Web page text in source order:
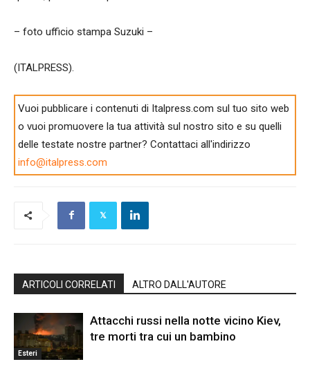
– foto ufficio stampa Suzuki –
(ITALPRESS).
Vuoi pubblicare i contenuti di Italpress.com sul tuo sito web
o vuoi promuovere la tua attività sul nostro sito e su quelli
delle testate nostre partner? Contattaci all'indirizzo
info@italpress.com
ARTICOLI CORRELATI ALTRO DALL'AUTORE
Esteri
Attacchi russi nella notte vicino Kiev,
tre morti tra cui un bambino